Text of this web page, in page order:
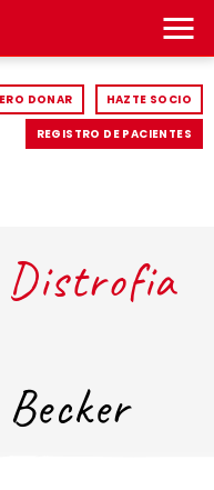
DONAR HAZTE SOCIO
REGISTRO DE PACIENTES
Distrofia